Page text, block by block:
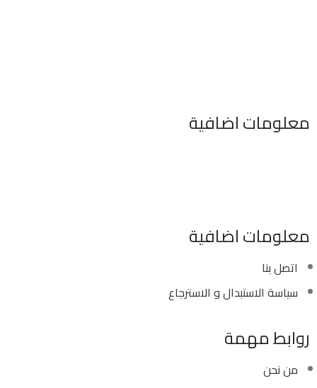
معلومات اضافية
معلومات اضافية
اتصل بنا
سياسة الاستبدال و الاسترجاع
روابط مهمة
من نحن